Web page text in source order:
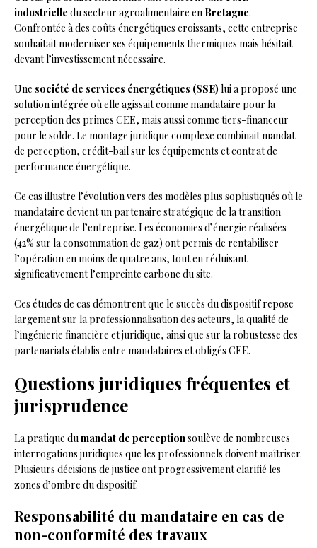
industrielle du secteur agroalimentaire en Bretagne.
Confrontée à des coûts énergétiques croissants, cette entreprise
souhaitait moderniser ses équipements thermiques mais hésitait
devant l’investissement nécessaire.
Une société de services énergétiques (SSE) lui a proposé une
solution intégrée où elle agissait comme mandataire pour la
perception des primes CEE, mais aussi comme tiers-financeur
pour le solde. Le montage juridique complexe combinait mandat
de perception, crédit-bail sur les équipements et contrat de
performance énergétique.
Ce cas illustre l’évolution vers des modèles plus sophistiqués où le
mandataire devient un partenaire stratégique de la transition
énergétique de l’entreprise. Les économies d’énergie réalisées
(42% sur la consommation de gaz) ont permis de rentabiliser
l’opération en moins de quatre ans, tout en réduisant
significativement l’empreinte carbone du site.
Ces études de cas démontrent que le succès du dispositif repose
largement sur la professionnalisation des acteurs, la qualité de
l’ingénierie financière et juridique, ainsi que sur la robustesse des
partenariats établis entre mandataires et obligés CEE.
Questions juridiques fréquentes et
jurisprudence
La pratique dumandat de perceptionsoulève de nombreuses
interrogations juridiques que les professionnels doivent maîtriser.
Plusieurs décisions de justice ont progressivement clarifié les
zones d’ombre du dispositif.
Responsabilité du mandataire en cas de
non-conformité des travaux